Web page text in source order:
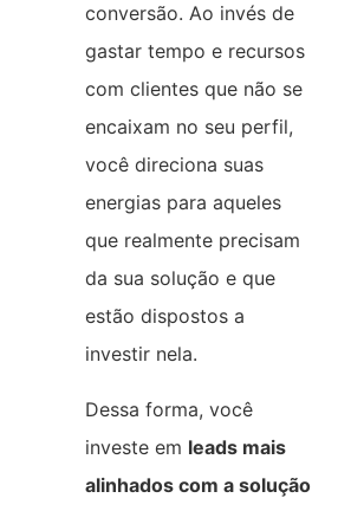
conversão. Ao invés de
gastar tempo e recursos
com clientes que não se
encaixam no seu perfil,
você direciona suas
energias para aqueles
que realmente precisam
da sua solução e que
estão dispostos a
investir nela.
Dessa forma, você
investe em leads mais
alinhados com a solução